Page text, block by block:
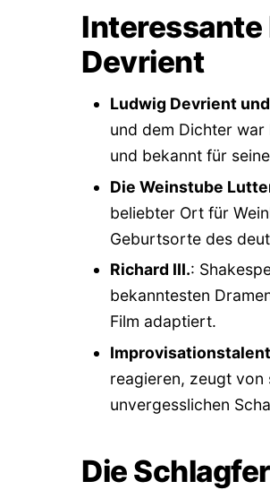
Interessante
Devrient
Ludwig Devrient
und dem Dichter
und bekannt für
Die Weinstube
beliebter Ort für
Geburtsorte des
Richard III.:
bekanntesten
Film adaptiert.
Improvisationstalent
reagieren, zeugt von
unvergesslichen
Die